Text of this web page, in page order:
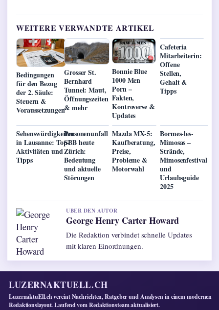
WEITERE VERWANDTE ARTIKEL
Bedingungen
für den Bezug
der 2. Säule:
Steuern &
Voraussetzungen
Grosser St.
Bernhard
Tunnel: Maut,
Öffnungszeiten
& mehr
Bonnie Blue
1000 Men
Porn –
Fakten,
Kontroverse &
Updates
Cafeteria
Mitarbeiterin:
Offene
Stellen,
Gehalt &
Tipps
Sehenswürdigkeiten
in Lausanne: Top-
Aktivitäten und
Tipps
Personenunfall
SBB heute
Zürich:
Bedeutung
und aktuelle
Störungen
Mazda MX-5:
Kaufberatung,
Preise,
Probleme &
Motorwahl
Bormes-les-
Mimosas –
Strände,
Mimosenfestival
und
Urlaubsguide
2025
UBER DEN AUTOR
George Henry Carter Howard
Die Redaktion verbindet schnelle Updates
mit klaren Einordnungen.
LUZERNAKTUELL.CH
LuzernaktuEll.ch vereint Nachrichten, Ratgeber und Analysen in einem modernen
Redaktionslayout. Laufend vom Redaktionsteam aktualisiert.